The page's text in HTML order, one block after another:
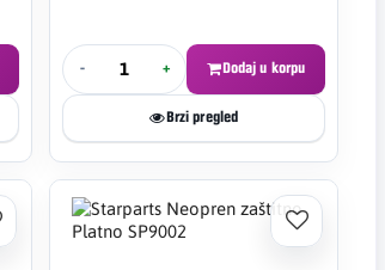
- + Dodaj u korpu
Brzi pregled